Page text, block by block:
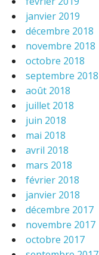
janvier 2019
décembre 2018
novembre 2018
octobre 2018
septembre 2018
août 2018
juillet 2018
juin 2018
mai 2018
avril 2018
mars 2018
février 2018
janvier 2018
décembre 2017
novembre 2017
octobre 2017